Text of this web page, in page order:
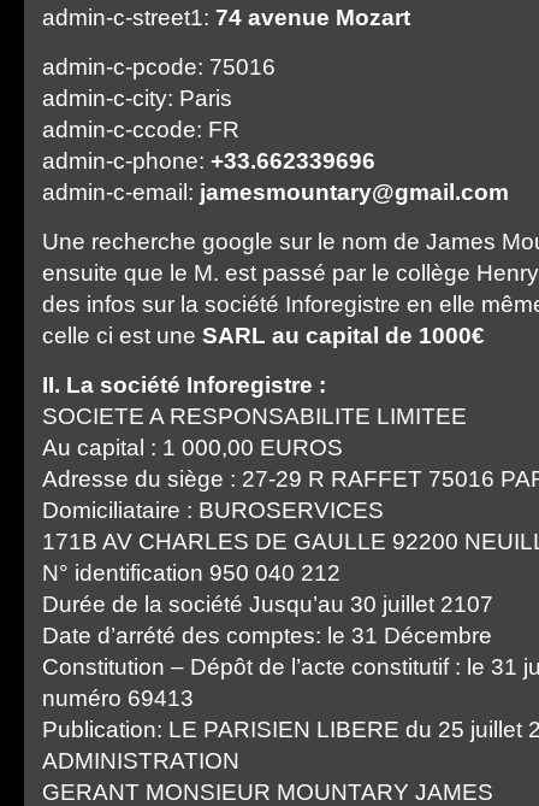
admin-c-street1: 74 avenue Mozart
admin-c-pcode: 75016
admin-c-city: Paris
admin-c-ccode: FR
admin-c-phone: +33.662339696
admin-c-email: jamesmountary@gmail.com
Une recherche google sur le nom de James
ensuite que le M. est passé par le collège
des infos sur la société Inforegistre en elle
celle ci est une SARL au capital de 1000€
II. La société Inforegistre :
SOCIETE A RESPONSABILITE LIMITEE
Au capital : 1 000,00 EUROS
Adresse du siège : 27-29 R RAFFET 75016
Domiciliataire : BUROSERVICES
171B AV CHARLES DE GAULLE 92200
N° identification 950 040 212
Durée de la société Jusqu’au 30 juillet 2107
Date d’arrété des comptes: le 31 Décembre
Constitution – Dépôt de l’acte constitutif : le 31
numéro 69413
Publication: LE PARISIEN LIBERE du 25 juillet
ADMINISTRATION
GERANT MONSIEUR MOUNTARY JAMES